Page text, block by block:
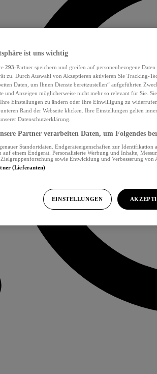
ist uns wichtig
293-Partner speichern und greifen auf personenbezogene
zu. Durch Auswahl von Akzeptieren aktivieren Sie Tracking-
Daten, um Ihnen Dienste bereitzustellen“ aufgeführten
und Anzeigen möglicherweise nicht mehr so relevant für Sie.
Einstellungen zu ändern oder Ihre Einwilligung zu
Rand der Webseite klicken. Ihre Einstellungen gelten
Datenschutzerklärung.
Partner verarbeiten Daten, um Folgendes
Standortdaten. Endgeräteeigenschaften zur
einem Endgerät. Personalisierte Werbung und Inhalte,
sowie Entwicklung und Verbesserung von
(Lieferanten)
EINSTELLUNGEN